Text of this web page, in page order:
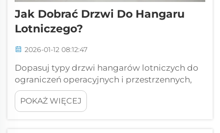
Jak Dobrać Drzwi Do Hangaru
Lotniczego?
2026-01-12 08:12:47
Dopasuj typy drzwi hangarów lotniczych do
ograniczeń operacyjnych i przestrzennych,
porównując podstawowe konstrukcje:
składane, przesuwne, hydrauliczne
podnoszone wertykalnie oraz systemy
POKAŻ WIĘCEJ